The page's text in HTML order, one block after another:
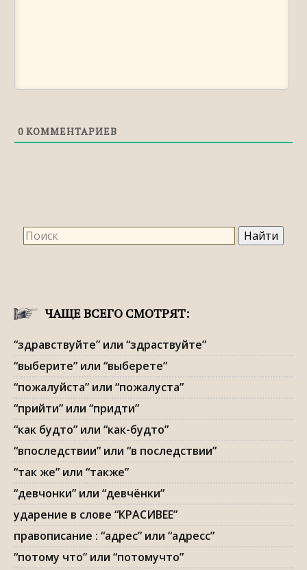
0 КОММЕНТАРИЕВ
ЧАЩЕ ВСЕГО СМОТРЯТ:
“здравствуйте” или “здраствуйте”
“выберите” или “выберете”
“пожалуйста” или “пожалуста”
“прийти” или “придти”
“как будто” или “как-будто”
“впоследствии” или “в последствии”
“так же” или “также”
“девчонки” или “девчёнки”
ударение в слове “КРАСИВЕЕ”
правописание : “адрес” или “адресс”
“потому что” или “потомучто”